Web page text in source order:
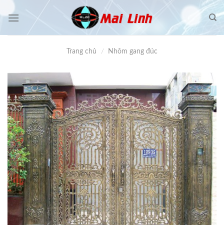
to
Trang chủ / Nhôm gang đúc